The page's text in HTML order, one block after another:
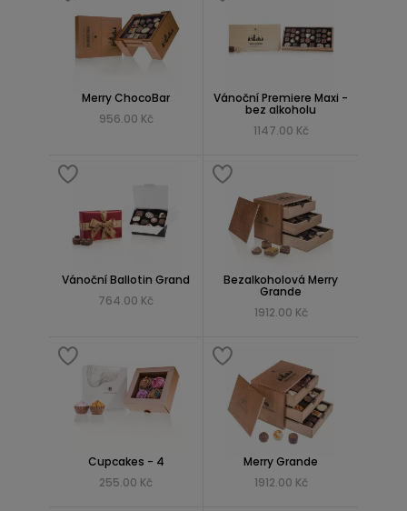
Merry ChocoBar
956.00 Kč
Vánoční Premiere Maxi -
bez alkoholu
1147.00 Kč
Vánoční Ballotin Grand
764.00 Kč
Bezalkoholová Merry
Grande
1912.00 Kč
Cupcakes - 4
255.00 Kč
Merry Grande
1912.00 Kč